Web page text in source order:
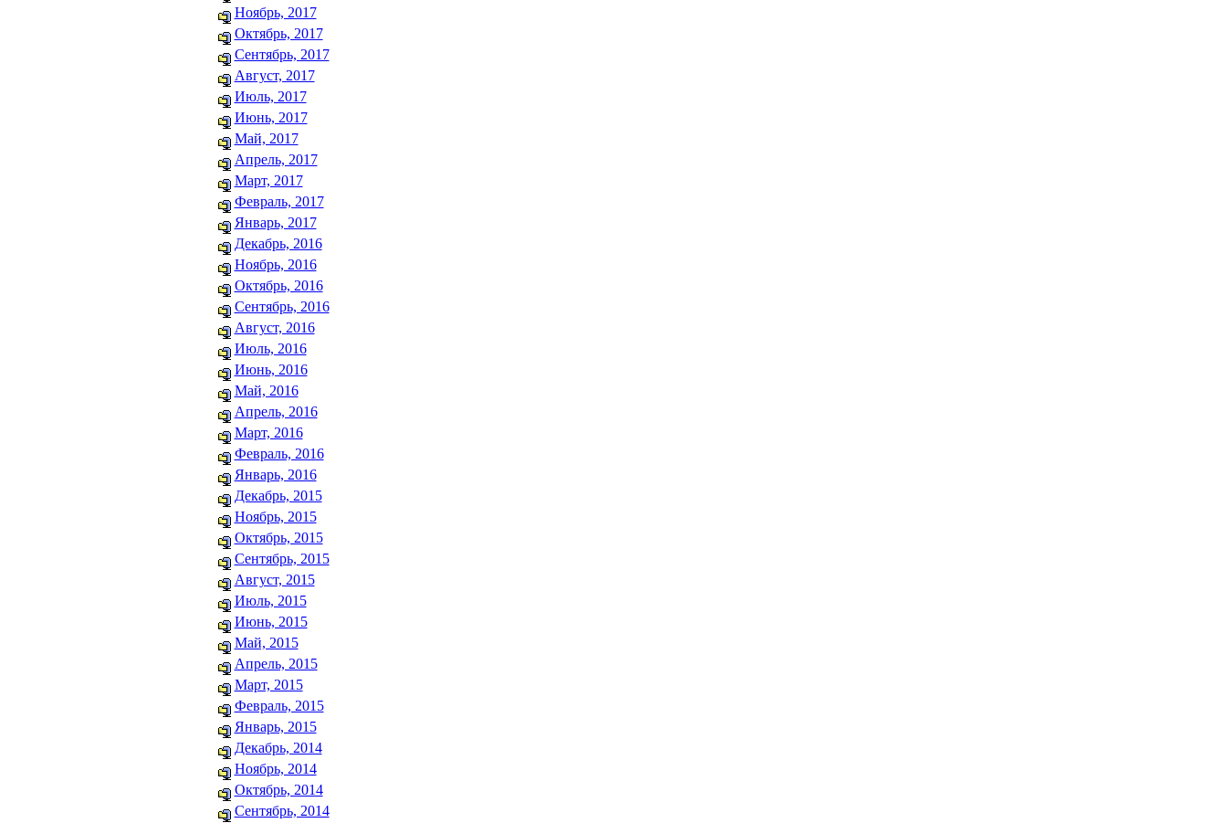
Ноябрь, 2017
Октябрь, 2017
Сентябрь, 2017
Август, 2017
Июль, 2017
Июнь, 2017
Май, 2017
Апрель, 2017
Март, 2017
Февраль, 2017
Январь, 2017
Декабрь, 2016
Ноябрь, 2016
Октябрь, 2016
Сентябрь, 2016
Август, 2016
Июль, 2016
Июнь, 2016
Май, 2016
Апрель, 2016
Март, 2016
Февраль, 2016
Январь, 2016
Декабрь, 2015
Ноябрь, 2015
Октябрь, 2015
Сентябрь, 2015
Август, 2015
Июль, 2015
Июнь, 2015
Май, 2015
Апрель, 2015
Март, 2015
Февраль, 2015
Январь, 2015
Декабрь, 2014
Ноябрь, 2014
Октябрь, 2014
Сентябрь, 2014